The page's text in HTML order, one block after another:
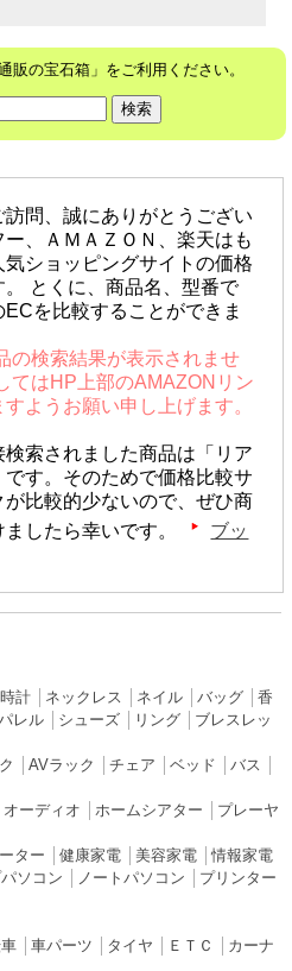
の宝石箱」をご利用ください。
問、誠にありがとうござい
、ＡＭＡＺＯＮ、楽天はも
ショッピングサイトの価格
とくに、商品名、型番で
を比較することができま
の検索結果が表示されませ
てはHP上部のAMAZONリン
ようお願い申し上げます。
索されました商品は「リア
す。そのためで価格比較サ
比較的少ないので、ぜひ商
したら幸いです。
ブッ
時計│ ネックレス ネイル│ バッグ│ 香
レル│ シューズ│ リング│ ブレスレッ
AVラック チェア ベッド バス
オーディオ ホームシアター
プレーヤ
ター 健康家電│ 美容家電│情報家電
ソコン ノートパソコン
プリンター
│ 車パーツ タイヤ ＥＴＣ
カーナ